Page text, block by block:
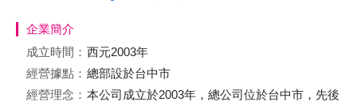
企業簡介
成立時間： 西元2003年
經營據點： 總部設於台中市
經營理念： 本公司成立於2003年，總公司位於台中市，先後